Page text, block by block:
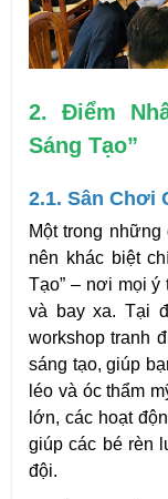
2. Điểm
Sáng Tạo”
2.1. Sân Chơi
Một trong
nên khác biệt
Tạo” – nơi mọi
và bay xa. Tại
workshop tranh
sáng tạo, giúp
léo và óc thẩm
lớn, các hoạt
giúp các bé rèn
đội.